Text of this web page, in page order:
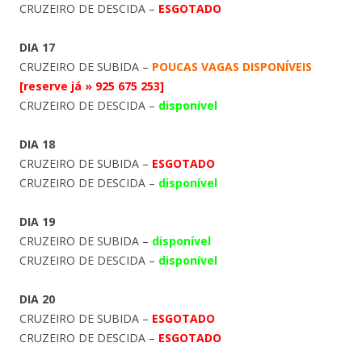
CRUZEIRO DE DESCIDA – ESGOTADO
DIA 17
CRUZEIRO DE SUBIDA – POUCAS VAGAS DISPONÍVEIS
[reserve já » 925 675 253]
CRUZEIRO DE DESCIDA – disponível
DIA 18
CRUZEIRO DE SUBIDA – ESGOTADO
CRUZEIRO DE DESCIDA – disponível
DIA 19
CRUZEIRO DE SUBIDA – disponível
CRUZEIRO DE DESCIDA – disponível
DIA 20
CRUZEIRO DE SUBIDA – ESGOTADO
CRUZEIRO DE DESCIDA – ESGOTADO